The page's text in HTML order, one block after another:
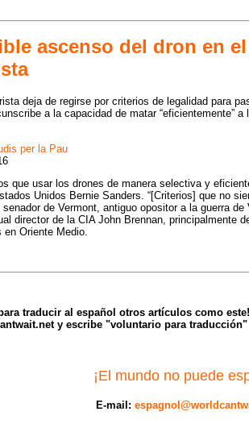
ascenso del dron en
deja de regirse por criterios de legalidad para
a la capacidad de matar “eficientemente” a
per la Pau
que usar los drones de manera selectiva y
Unidos Bernie Sanders. “[Criterios] que no
de Vermont, antiguo opositor a la guerra
director de la CIA John Brennan, principalmente
Oriente Medio.
traducir al español otros artículos como
y escribe "voluntario para
¡El mundo no puede
E-mail: